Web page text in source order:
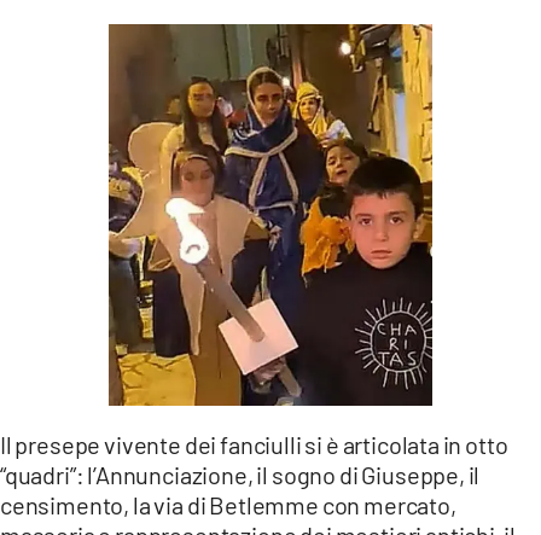
Il presepe vivente dei fanciulli si è articolata in otto
“quadri”: l’Annunciazione, il sogno di Giuseppe, il
censimento, la via di Betlemme con mercato,